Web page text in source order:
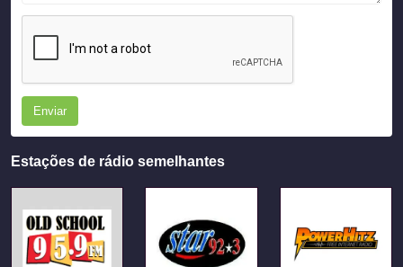
Enviar
Estações de rádio semelhantes